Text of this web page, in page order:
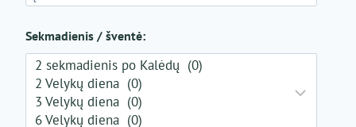
Sekmadienis / šventė: